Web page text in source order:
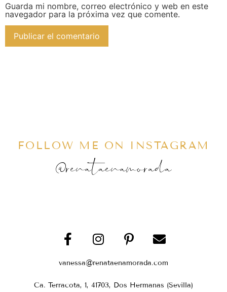
Guarda mi nombre, correo electrónico y web en este
navegador para la próxima vez que comente.
FOLLOW ME ON INSTAGRAM
@renataenamorada
vanessa@renataenamorada.com
Ca. Terracota, 1, 41703, Dos Hermanas (Sevilla)